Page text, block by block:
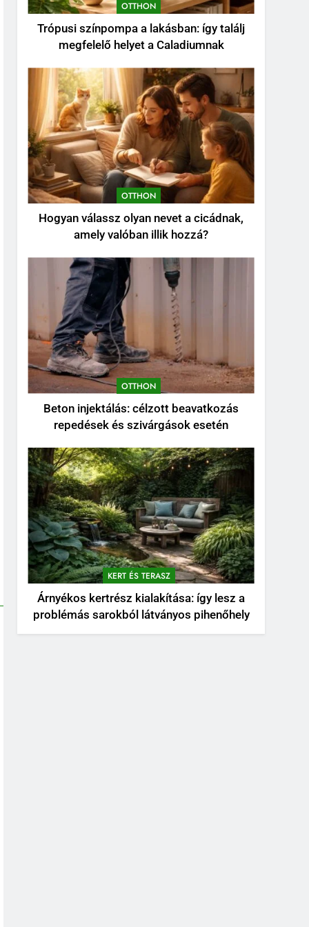
kezdesz
KERT ÉS TERASZ
Karbamid a
kozmetikumokban:
Hatásmechanizmus,
koncentrációk és
felhasználási tippek
OTTHON
7
Kevés gondozást igénylő
kert: így tervezz látványos,
mégis könnyen
fenntartható udvart
KERT ÉS TERASZ
8
Szorbitol: Hatások,
Előnyök és Esetleges
Mellékhatások
OTTHON
Trópusi színpompa a lakásban: így találj
megfelelő helyet a Caladiumnak
OTTHON
Hogyan válassz olyan nevet a cicádnak,
amely valóban illik hozzá?
OTTHON
Beton injektálás: célzott beavatkozás
repedések és szivárgások esetén
KERT ÉS TERASZ
Árnyékos kertrész kialakítása: így lesz a
problémás sarokból látványos pihenőhely